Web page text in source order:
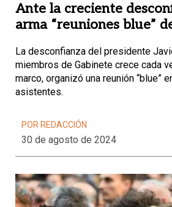
Ante la creciente
arma “reuniones blue”
La desconfianza del presidente
miembros de Gabinete crece cada
marco, organizó una reunión “blue”
asistentes.
POR REDACCIÓN
30 de agosto de 2024